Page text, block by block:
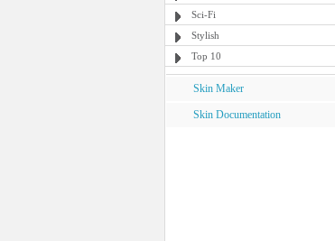
Sci-Fi
Stylish
Top 10
Skin Maker
Skin Documentation